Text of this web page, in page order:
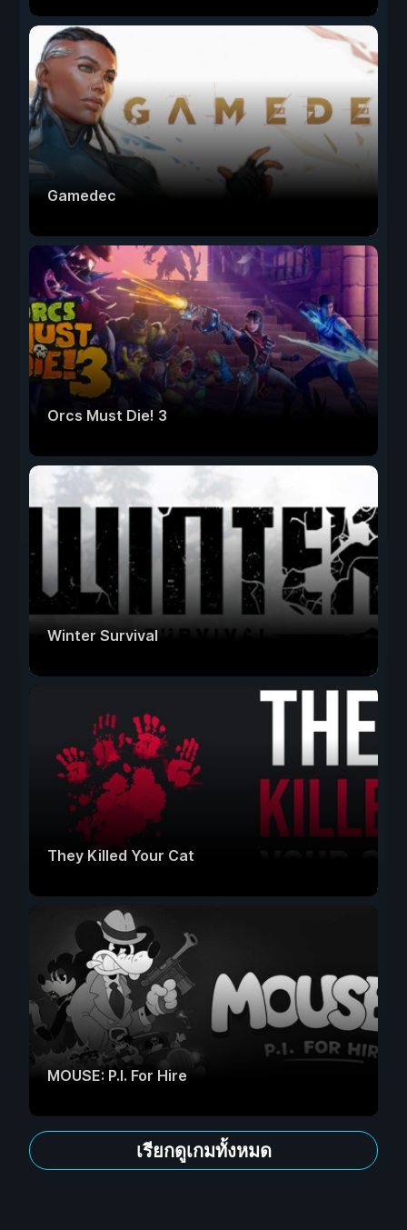
Gamedec
Orcs Must Die! 3
Winter Survival
They Killed Your Cat
MOUSE: P.I. For Hire
เรียกดูเกมทั้งหมด